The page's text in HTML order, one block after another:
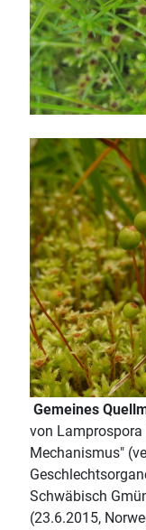
Gemeines
von Lamprospora
Mechanismus"
Schwäbisch
(23.6.2015,